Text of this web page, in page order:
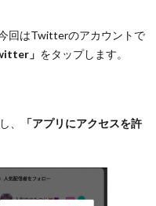
回はTwitterのアカウントで
」 をタップします。
、
「アプリにアクセスを許